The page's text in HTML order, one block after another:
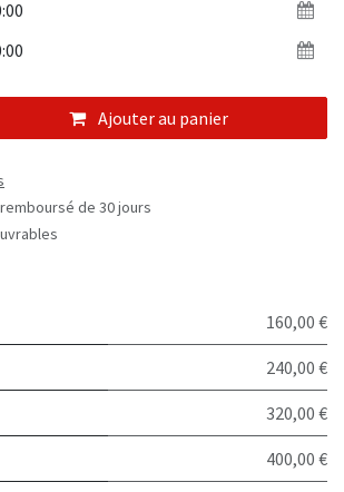
Ajouter au panier
de 30 jours
160,00 €
240,00 €
320,00 €
400,00 €